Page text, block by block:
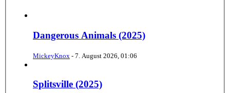
Dangerous Animals (2025)
MickeyKnox - 7. August 2026, 01:06
Splitsville (2025)